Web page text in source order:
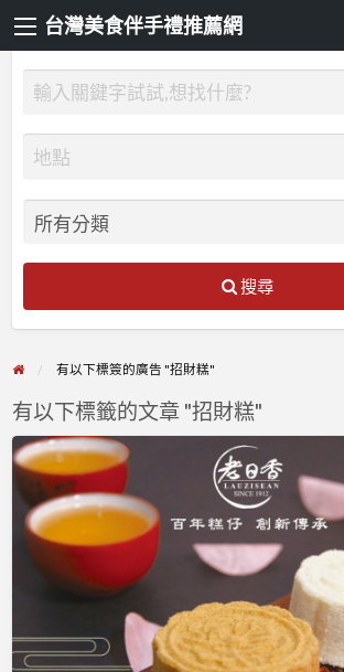
台灣美食伴手禮推薦網
搜尋
有以下標簽的廣告 "招財糕"
有以下標籤的文章 "招財糕"
老
日
香
餅
舖/
伴